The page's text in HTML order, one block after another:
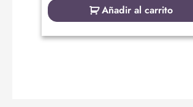
Añadir al carrito